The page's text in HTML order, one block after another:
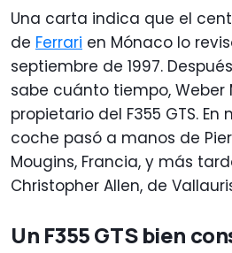
Una carta indica que el
de Ferrari en Mónaco lo
septiembre de 1997.
sabe cuánto tiempo,
propietario del F355 GTS.
coche pasó a manos de
Mougins, Francia, y más
Christopher Allen, de
Un F355 GTS bien